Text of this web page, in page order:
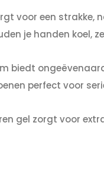
voor een
je handen koel,
biedt
perfect voor
gel zorgt voor